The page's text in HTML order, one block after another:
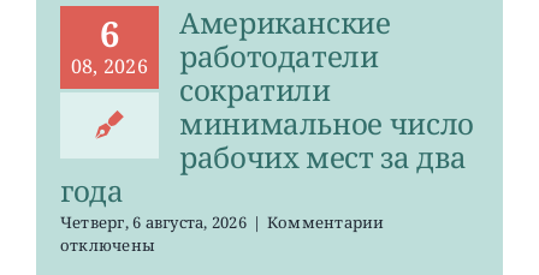
6
08, 2026
Американские
работодатели
сократили
минимальное число
рабочих мест за два
года
Четверг, 6 августа, 2026 | Комментариик
отключены